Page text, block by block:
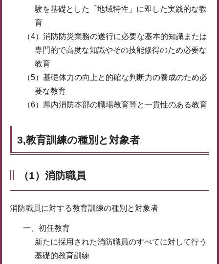
験を基礎とした「地域特性」に即した実践的な教
育
（4）消防防災業務の遂行に必要な基本的知識または
専門的で高度な知識やその技能修得のため必要な
教育
（5）基礎体力の向上と的確な判断力の養成のため必
要な教育
（6）県内消防本部の職場教育等と一貫性のある教育
3,教育訓練の種別と対象者
（1）消防職員
消防職員に対する教育訓練の種別と対象者
一、初任教育
新たに採用された消防職員のすべてに対して行う
基礎的教育訓練